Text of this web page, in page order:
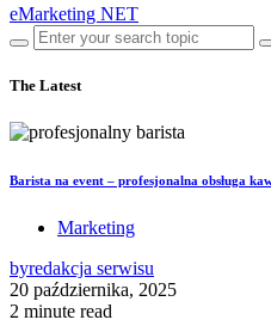
eMarketing NET
The Latest
Barista na event – profesjonalna obsługa
Marketing
byredakcja serwisu
20 października, 2025
2 minute read